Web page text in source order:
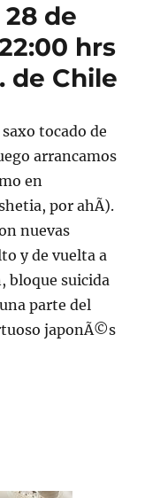
de
2017
de
hrs
de Chile
tocado de
arrancamos
en
por ahÃ­).
nuevas
y de vuelta a
bloque suicida
parte del
japonÃ©s